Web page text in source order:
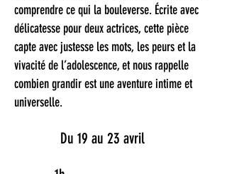
comprendre ce qui la bouleverse. Écrite avec
délicatesse pour deux actrices, cette pièce
capte avec justesse les mots, les peurs et la
vivacité de l’adolescence, et nous rappelle
combien grandir est une aventure intime et
universelle.
Du 19 au 23 avril